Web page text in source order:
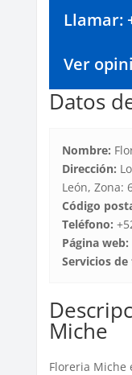
Llamar:
Ver
Datos
Nombre:
Dirección:
León, Zona:
Código
Teléfono:
Página web:
Servicios
Miche
Floreria Miche